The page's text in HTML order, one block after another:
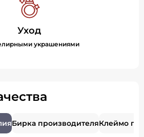
Уход
украшениями
Бирка производителяКлеймо